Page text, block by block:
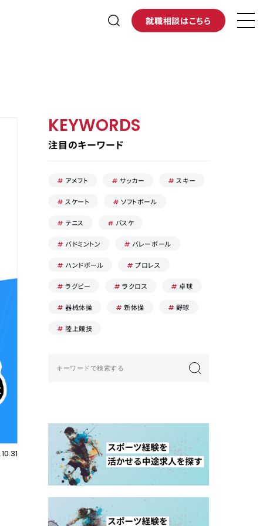
就職相談はこちら
KEYWORDS
注目のキーワード
アメフト サッカー スキー
スケート ソフトボール
テニス バスケ
バドミントン バレーボール
ハンドボール プロレス
ラグビー ラクロス 卓球
器械体操 新体操 野球
陸上競技